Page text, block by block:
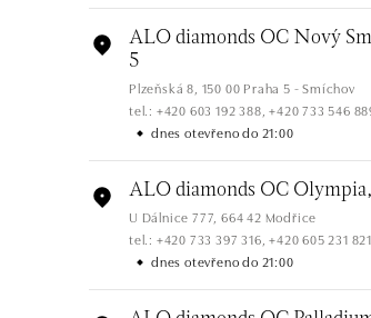
ALO diamonds OC Nový
5
Plzeňská 8, 150 00 Praha 5 - Smíchov
tel.: +420 603 192 388, +420 733 546
dnes otevřeno do 21:00
ALO diamonds OC
U Dálnice 777, 664 42 Modřice
tel.: +420 733 397 316, +420 605 231 821
dnes otevřeno do 21:00